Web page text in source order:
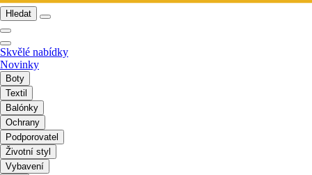
Hledat
Skvělé nabídky
Novinky
Boty
Textil
Balónky
Ochrany
Podporovatel
Životní styl
Vybavení